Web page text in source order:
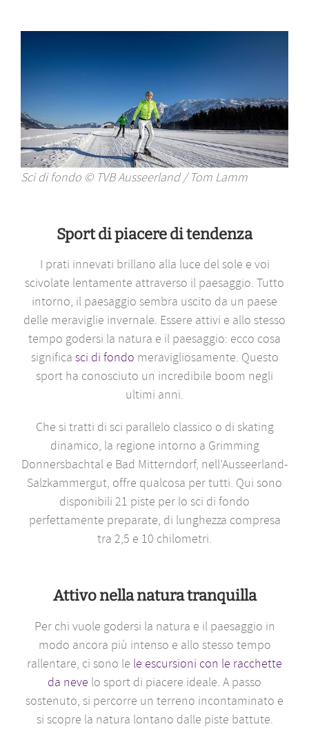
Sci di fondo © TVB Ausseerland / Tom Lamm
Sport di piacere di tendenza
I prati innevati brillano alla luce del sole e voi
scivolate lentamente attraverso il paesaggio. Tutto
intorno, il paesaggio sembra uscito da un paese
delle meraviglie invernale. Essere attivi e allo stesso
tempo godersi la natura e il paesaggio: ecco cosa
significa sci di fondo meravigliosamente. Questo
sport ha conosciuto un incredibile boom negli
ultimi anni.
Che si tratti di sci parallelo classico o di skating
dinamico, la regione intorno a Grimming
Donnersbachtal e Bad Mitterndorf, nell’Ausseerland-
Salzkammergut, offre qualcosa per tutti. Qui sono
disponibili 21 piste per lo sci di fondo
perfettamente preparate, di lunghezza compresa
tra 2,5 e 10 chilometri.
Attivo nella natura tranquilla
Per chi vuole godersi la natura e il paesaggio in
modo ancora più intenso e allo stesso tempo
rallentare, ci sono le le escursioni con le racchette
da neve lo sport di piacere ideale. A passo
sostenuto, si percorre un terreno incontaminato e
si scopre la natura lontano dalle piste battute.